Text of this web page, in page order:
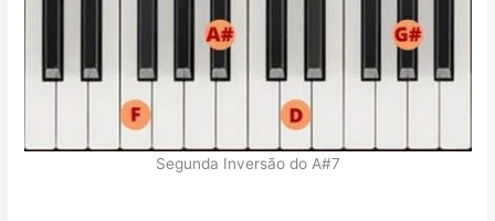
Segunda Inversão do A#7